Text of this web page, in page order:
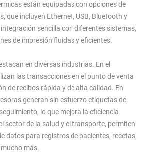
están equipadas con opciones de
que incluyen Ethernet, USB, Bluetooth y
sencilla con diferentes sistemas,
de impresión fluidas y eficientes.
en diversas industrias. En el
las transacciones en el punto de venta
de recibos rápida y de alta calidad. En
generan sin esfuerzo etiquetas de
lo que mejora la eficiencia
sector de la salud y el transporte, permiten
datos para registros de pacientes, recetas,
más.